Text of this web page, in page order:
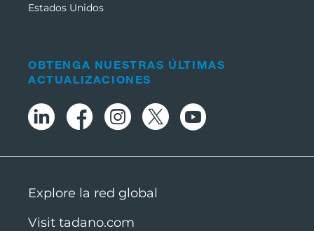
Estados Unidos
OBTENGA NUESTRAS ÚLTIMAS
ACTUALIZACIONES
Explore la red global
Visit tadano.com